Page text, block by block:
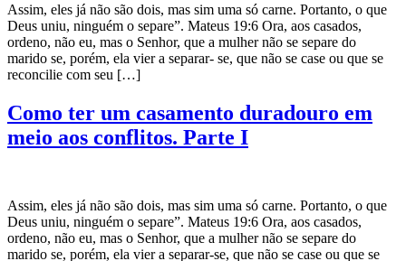
Assim, eles já não são dois, mas sim uma só carne. Portanto, o que
Deus uniu, ninguém o separe”. Mateus 19:6 Ora, aos casados,
ordeno, não eu, mas o Senhor, que a mulher não se separe do
marido se, porém, ela vier a separar- se, que não se case ou que se
reconcilie com seu […]
Como ter um casamento duradouro em
meio aos conflitos. Parte I
Assim, eles já não são dois, mas sim uma só carne. Portanto, o que
Deus uniu, ninguém o separe”. Mateus 19:6 Ora, aos casados,
ordeno, não eu, mas o Senhor, que a mulher não se separe do
marido se, porém, ela vier a separar-se, que não se case ou que se